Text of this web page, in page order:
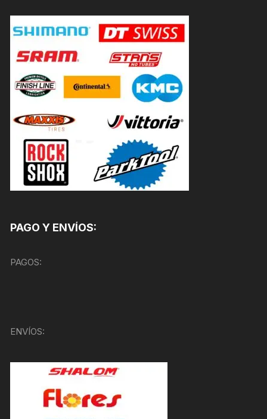
PAGO Y ENVÍOS:
PAGOS:
ENVÍOS: